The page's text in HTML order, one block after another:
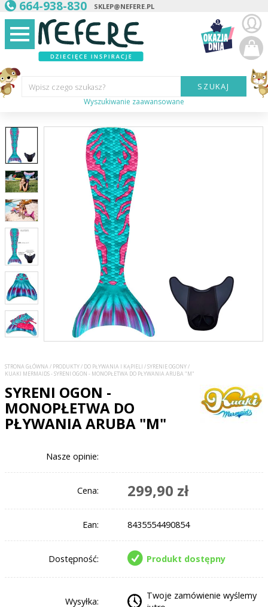
664-938-830 SKLEP@NEFERE.PL
Wpisz czego szukasz?
Płeć dziecka:
Cena do:
SZUKAJ
Wyszukiwanie zaawansowane
STRONA GŁÓWNA/ PRODUKTY/ DO PŁYWANIA I KĄPIELI /SYRENIE OGONY/
KUAKI MERMAIDS - SYRENI OGON - MONOPŁETWA DO PŁYWANIA ARUBA "M"
SYRENI OGON -
MONOPŁETWA DO
PŁYWANIA ARUBA "M"
Nasze opinie:
Cena: 299,90 zł
Ean: 8435554490854
Dostępność: Produkt dostępny
Wysyłka:
Twoje zamówienie wyślemy